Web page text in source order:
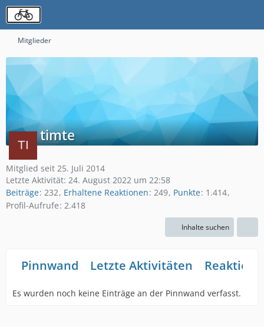
Mitglieder
timte
Mitglied seit 25. Juli 2014
Letzte Aktivität: 24. August 2022 um 22:58
Beiträge 232 Erhaltene Reaktionen 249 Punkte 1.414
Profil-Aufrufe 2.418
Inhalte suchen
Pinnwand Letzte Aktivitäten
Es wurden noch keine Einträge an der Pinnwand verfasst.